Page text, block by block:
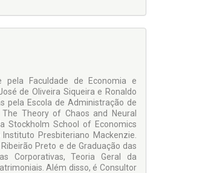
pela Faculdade de Economia e
de Oliveira Siqueira e Ronaldo
pela Escola de Administração de
Theory of Chaos and Neural
Stockholm School of Economics
Presbiteriano Mackenzie.
Preto e de Graduação das
Corporativas, Teoria Geral da
Além disso, é Consultor